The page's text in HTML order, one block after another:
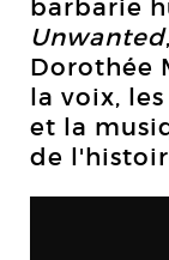
barbarie
Unwanted
Dorothée
la voix,
et la
de